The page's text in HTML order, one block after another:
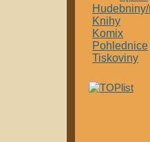
Knihy
Komix
Pohlednice
Tiskoviny